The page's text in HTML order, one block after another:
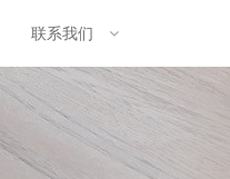
联系我们